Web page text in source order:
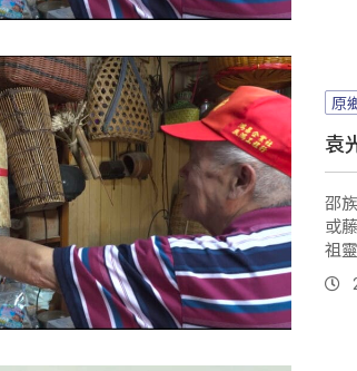
原
袁
邵
或
祖
為